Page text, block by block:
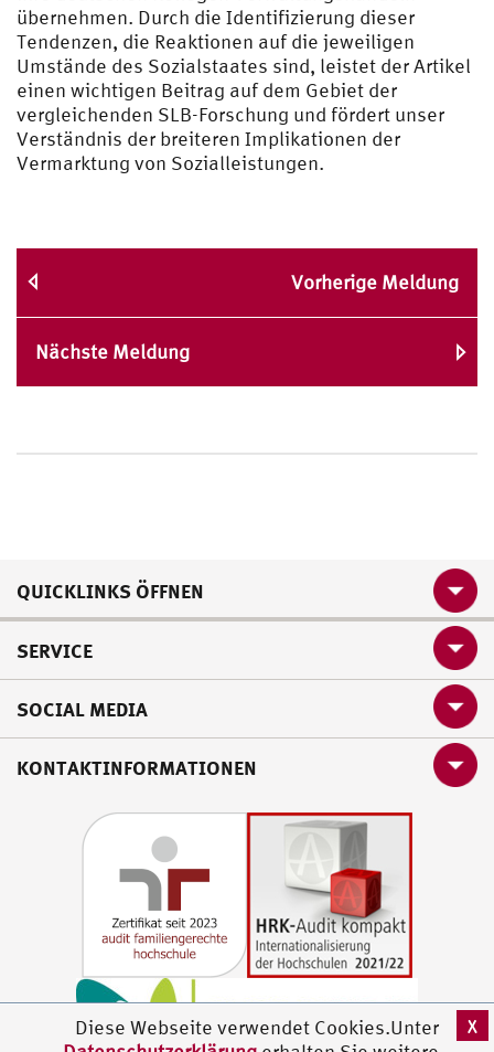
Diese Webseite verwendet Cookies.Unter
X
übernehmen. Durch die Identifizierung dieser
Tendenzen, die Reaktionen auf die jeweiligen
Umstände des Sozialstaates sind, leistet der Artikel
einen wichtigen Beitrag auf dem Gebiet der
vergleichenden SLB-Forschung und fördert unser
Verständnis der breiteren Implikationen der
Vermarktung von Sozialleistungen.
Vorherige Meldung
Nächste Meldung
QUICKLINKS ÖFFNEN
SERVICE
SOCIAL MEDIA
KONTAKTINFORMATIONEN